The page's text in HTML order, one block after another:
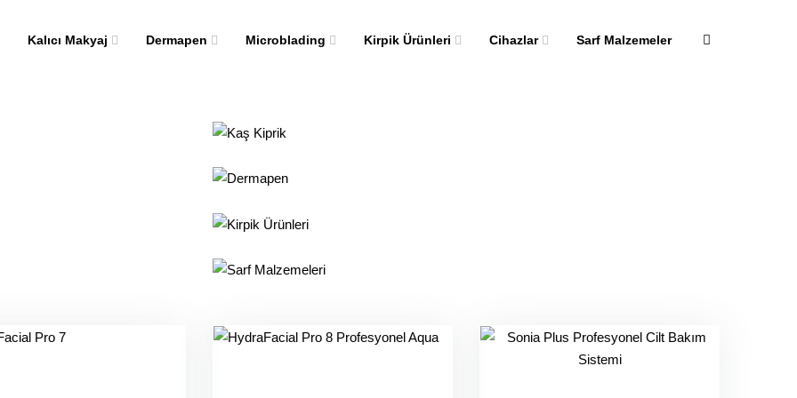
Kalıcı Makyaj Dermapen Microblading Kirpik Ürünleri Cihazlar Sarf Malzemeler